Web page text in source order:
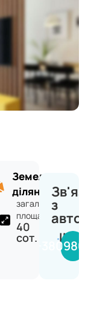
Земельна
ділянка
загальна
площа:
40
сот.
з